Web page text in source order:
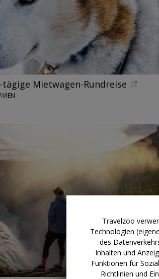
tägige Mietwagen-Rundreise
Travelzoo
Technologien
des
Inhalten und
Funktionen für
Richtlinien und